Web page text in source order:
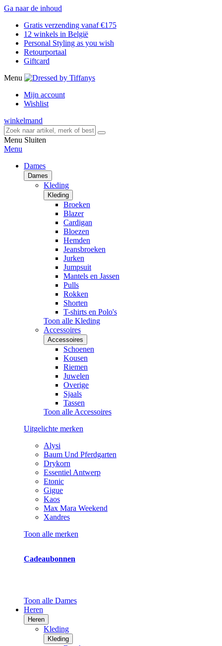
Ga naar de inhoud
Gratis verzending vanaf €175
12 winkels in België
Personal Styling as you wish
Retourportaal
Giftcard
Menu
Mijn account
Wishlist
winkelmand
Menu Sluiten
Menu
Dames
Dames
Kleding
Kleding
Broeken
Blazer
Cardigan
Bloezen
Hemden
Jeansbroeken
Jurken
Jumpsuit
Mantels en Jassen
Pulls
Rokken
Shorten
T-shirts en Polo's
Toon alle Kleding
Accessoires
Accessoires
Schoenen
Kousen
Riemen
Juwelen
Overige
Sjaals
Tassen
Toon alle Accessoires
Uitgelichte merken
Alysi
Baum Und Pferdgarten
Drykorn
Essentiel Antwerp
Etonic
Gigue
Kaos
Max Mara Weekend
Xandres
Toon alle merken
Cadeaubonnen
Toon alle Dames
Heren
Heren
Kleding
Kleding